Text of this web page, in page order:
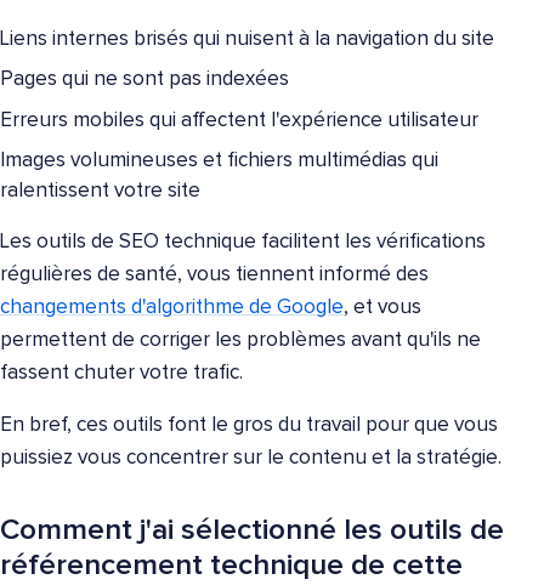
Liens internes brisés qui nuisent à la navigation du site
Pages qui ne sont pas indexées
Erreurs mobiles qui affectent l'expérience utilisateur
Images volumineuses et fichiers multimédias qui
ralentissent votre site
Les outils de SEO technique facilitent les vérifications
régulières de santé, vous tiennent informé des
changements d'algorithme de Google, et vous
permettent de corriger les problèmes avant qu'ils ne
fassent chuter votre trafic.
En bref, ces outils font le gros du travail pour que vous
puissiez vous concentrer sur le contenu et la stratégie.
Comment j'ai sélectionné les outils de
référencement technique de cette